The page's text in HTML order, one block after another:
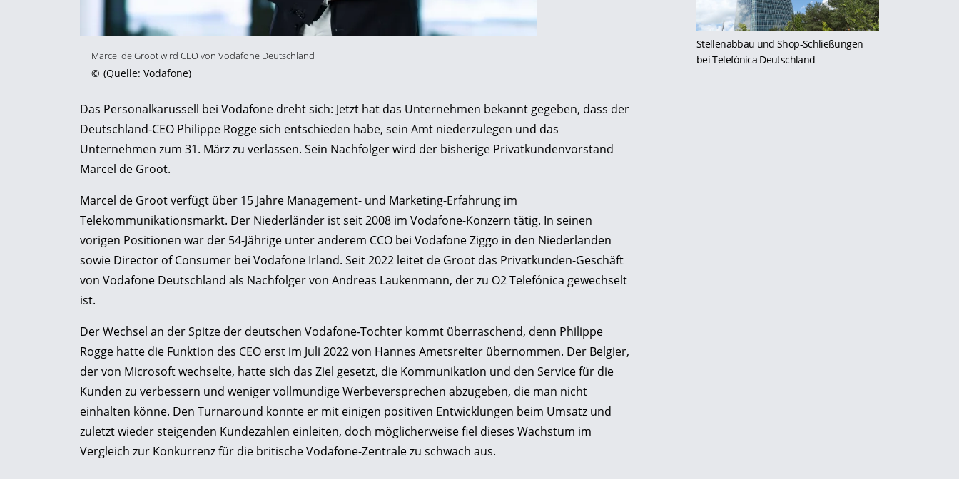
Marcel de Groot wird CEO von Vodafone Deutschland
© (Quelle: Vodafone)
Das Personalkarussell bei Vodafone dreht sich: Jetzt hat das Unternehmen bekannt gegeben, dass der
Deutschland-CEO Philippe Rogge sich entschieden habe, sein Amt niederzulegen und das
Unternehmen zum 31. März zu verlassen. Sein Nachfolger wird der bisherige Privatkundenvorstand
Marcel de Groot.
Marcel de Groot verfügt über 15 Jahre Management- und Marketing-Erfahrung im
Telekommunikationsmarkt. Der Niederländer ist seit 2008 im Vodafone-Konzern tätig. In seinen
vorigen Positionen war der 54-Jährige unter anderem CCO bei Vodafone Ziggo in den Niederlanden
sowie Director of Consumer bei Vodafone Irland. Seit 2022 leitet de Groot das Privatkunden-Geschäft
von Vodafone Deutschland als Nachfolger von Andreas Laukenmann, der zu O2 Telefónica gewechselt
ist.
Der Wechsel an der Spitze der deutschen Vodafone-Tochter kommt überraschend, denn Philippe
Rogge hatte die Funktion des CEO erst im Juli 2022 von Hannes Ametsreiter übernommen. Der Belgier,
der von Microsoft wechselte, hatte sich das Ziel gesetzt, die Kommunikation und den Service für die
Kunden zu verbessern und weniger vollmundige Werbeversprechen abzugeben, die man nicht
einhalten könne. Den Turnaround konnte er mit einigen positiven Entwicklungen beim Umsatz und
zuletzt wieder steigenden Kundezahlen einleiten, doch möglicherweise fiel dieses Wachstum im
Vergleich zur Konkurrenz für die britische Vodafone-Zentrale zu schwach aus.
Stellenabbau und Shop-Schließungen
bei Telefónica Deutschland